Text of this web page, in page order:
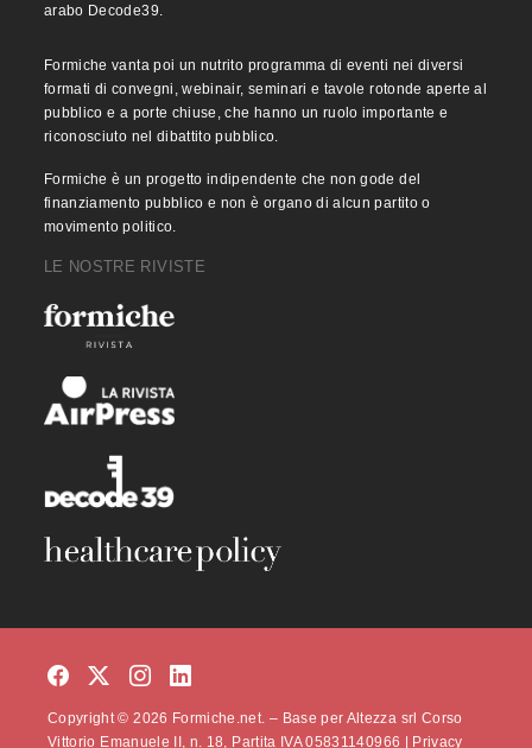
arabo Decode39.
Formiche vanta poi un nutrito programma di eventi nei diversi
formati di convegni, webinair, seminari e tavole rotonde aperte al
pubblico e a porte chiuse, che hanno un ruolo importante e
riconosciuto nel dibattito pubblico.
Formiche è un progetto indipendente che non gode del
finanziamento pubblico e non è organo di alcun partito o
movimento politico.
LE NOSTRE RIVISTE
Copyright © 2026 Formiche.net. – Base per Altezza srl Corso
Vittorio Emanuele II, n. 18, Partita IVA 05831140966 | Privacy